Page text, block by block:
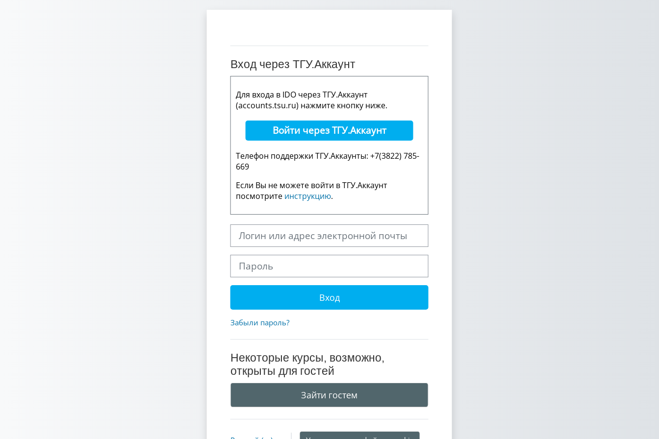
Вход через ТГУ.Аккаунт
Для входа в IDO через ТГУ.Аккаунт
(accounts.tsu.ru) нажмите кнопку ниже.
Войти через ТГУ.Аккаунт
Телефон поддержки ТГУ.Аккаунты: +7(3822) 785-
669
Если Вы не можете войти в ТГУ.Аккаунт
посмотрите инструкцию.
Вход
Забыли пароль?
Некоторые курсы, возможно,
открыты для гостей
Зайти гостем